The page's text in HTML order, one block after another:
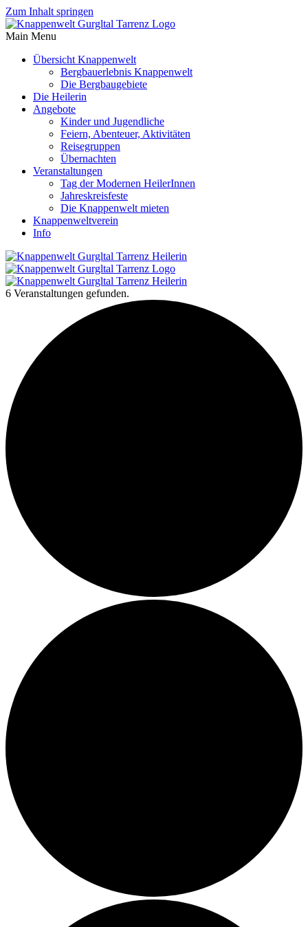
Zum Inhalt springen
Main Menu
Übersicht Knappenwelt
Bergbauerlebnis Knappenwelt
Die Bergbaugebiete
Die Heilerin
Angebote
Kinder und Jugendliche
Feiern, Abenteuer, Aktivitäten
Reisegruppen
Übernachten
Veranstaltungen
Tag der Modernen HeilerInnen
Jahreskreisfeste
Die Knappenwelt mieten
Knappenweltverein
Info
6 Veranstaltungen gefunden.